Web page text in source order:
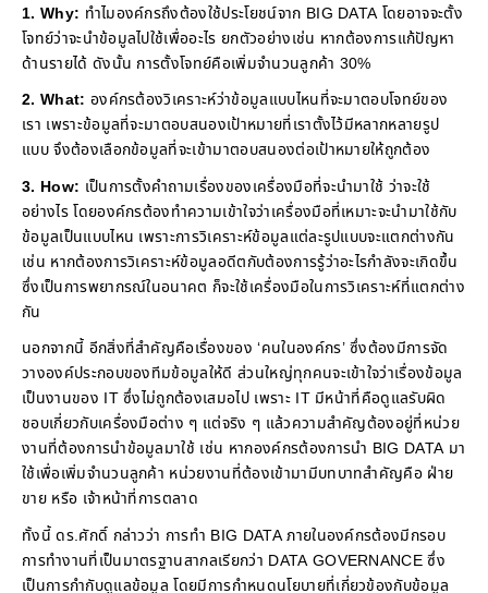
1. Why: ทำไมองค์กรถึงต้องใช้ประโยชน์จาก BIG DATA โดยอาจจะตั้ง
โจทย์ว่าจะนำข้อมูลไปใช้เพื่ออะไร ยกตัวอย่างเช่น หากต้องการแก้ปัญหา
ด้านรายได้ ดังนั้น การตั้งโจทย์คือเพิ่มจำนวนลูกค้า 30%
2. What: องค์กรต้องวิเคราะห์ว่าข้อมูลแบบไหนที่จะมาตอบโจทย์ของ
เรา เพราะข้อมูลที่จะมาตอบสนองเป้าหมายที่เราตั้งไว้มีหลากหลายรูป
แบบ จึงต้องเลือกข้อมูลที่จะเข้ามาตอบสนองต่อเป้าหมายให้ถูกต้อง
3. How: เป็นการตั้งคำถามเรื่องของเครื่องมือที่จะนำมาใช้ ว่าจะใช้
อย่างไร โดยองค์กรต้องทำความเข้าใจว่าเครื่องมือที่เหมาะจะนำมาใช้กับ
ข้อมูลเป็นแบบไหน เพราะการวิเคราะห์ข้อมูลแต่ละรูปแบบจะแตกต่างกัน
เช่น หากต้องการวิเคราะห์ข้อมูลอดีตกับต้องการรู้ว่าอะไรกำลังจะเกิดขึ้น
ซึ่งเป็นการพยากรณ์ในอนาคต ก็จะใช้เครื่องมือในการวิเคราะห์ที่แตกต่าง
กัน
นอกจากนี้ อีกสิ่งที่สำคัญคือเรื่องของ ‘คนในองค์กร’ ซึ่งต้องมีการจัด
วางองค์ประกอบของทีมข้อมูลให้ดี ส่วนใหญ่ทุกคนจะเข้าใจว่าเรื่องข้อมูล
เป็นงานของ IT ซึ่งไม่ถูกต้องเสมอไป เพราะ IT มีหน้าที่คือดูแลรับผิด
ชอบเกี่ยวกับเครื่องมือต่าง ๆ แต่จริง ๆ แล้วความสำคัญต้องอยู่ที่หน่วย
งานที่ต้องการนำข้อมูลมาใช้ เช่น หากองค์กรต้องการนำ BIG DATA มา
ใช้เพื่อเพิ่มจำนวนลูกค้า หน่วยงานที่ต้องเข้ามามีบทบาทสำคัญคือ ฝ่าย
ขาย หรือ เจ้าหน้าที่การตลาด
ทั้งนี้ ดร.ศักดิ์ กล่าวว่า การทำ BIG DATA ภายในองค์กรต้องมีกรอบ
การทำงานที่เป็นมาตรฐานสากลเรียกว่า DATA GOVERNANCE ซึ่ง
เป็นการกำกับดูแลข้อมูล โดยมีการกำหนดนโยบายที่เกี่ยวข้องกับข้อมูล